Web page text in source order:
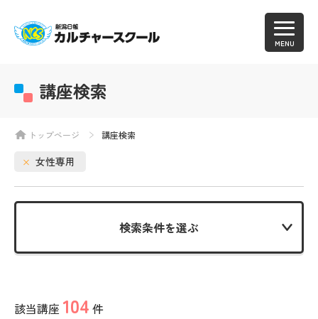
MENU
講座検索
トップページ 講座検索
女性専用
検索条件を選ぶ
該当講座 104 件